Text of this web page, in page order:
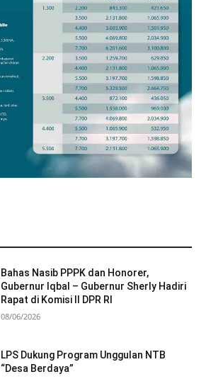
Bahas Nasib PPPK dan Honorer,
Gubernur Iqbal – Gubernur Sherly Hadiri
Rapat di Komisi II DPR RI
08/06/2026
LPS Dukung Program Unggulan NTB
“Desa Berdaya”